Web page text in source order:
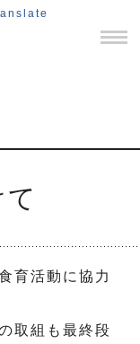
育活動に協力
取組も最終段